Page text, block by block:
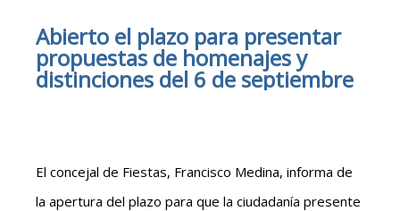
Abierto el plazo para presentar
propuestas de homenajes y
distinciones del 6 de septiembre
El concejal de Fiestas, Francisco Medina, informa de
la apertura del plazo para que la ciudadanía presente